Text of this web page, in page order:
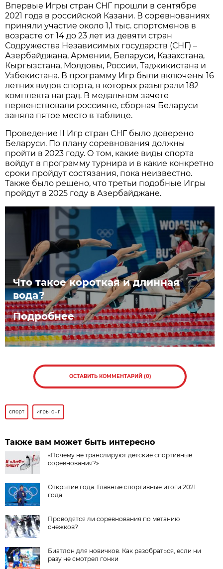
Впервые Игры стран СНГ прошли в сентябре
2021 года в российской Казани. В соревнованиях
приняли участие около 1,1 тыс. спортсменов в
возрасте от 14 до 23 лет из девяти стран
Содружества Независимых государств (СНГ) –
Азербайджана, Армении, Беларуси, Казахстана,
Кыргызстана, Молдовы, России, Таджикистана и
Узбекистана. В программу Игр были включены 16
летних видов спорта, в которых разыграли 182
комплекта наград. В медальном зачете
первенствовали россияне, сборная Беларуси
заняла пятое место в таблице.
Проведение II Игр стран СНГ было доверено
Беларуси. По плану соревнования должны
пройти в 2023 году. О том, какие виды спорта
войдут в программу турнира и в какие конкретно
сроки пройдут состязания, пока неизвестно.
Также было решено, что третьи подобные Игры
пройдут в 2025 году в Азербайджане.
Что такое короткая и длинная
вода?
Подробнее
ОСТАВИТЬ КОММЕНТАРИЙ (0)
спорт игры снг
Также вам может быть интересно
«Почему не транслируют детские спортивные
соревнования?»
Открытие года. Главные спортивные итоги 2021
года
Проводятся ли соревнования по метанию
снежков?
Биатлон для новичков. Как разобраться, если ни
разу не смотрел гонки